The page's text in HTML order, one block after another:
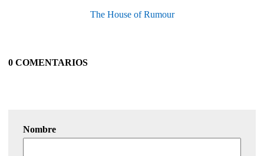
The House of Rumour
0 COMENTARIOS
Nombre